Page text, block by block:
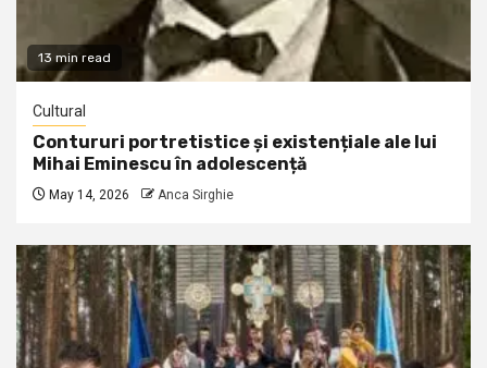
13 min read
Cultural
Contururi portretistice și existențiale ale lui
Mihai Eminescu în adolescență
May 14, 2026 Anca Sirghie